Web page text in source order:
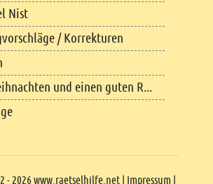
- 2026 www.raetselhilfe.net | Impressum |
Nist
/ Korrekturen
und einen guten R...